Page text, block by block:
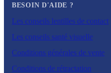
BESOIN D'AIDE ?
Les conseils lentilles de contact
Les conseils santé visuelle
Conditions générales de vente
Conditions de rétractation